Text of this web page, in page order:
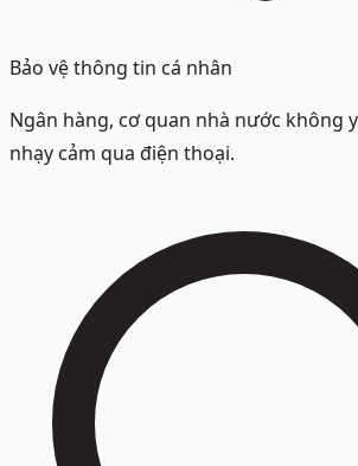
Bảo vệ thông tin cá nhân
Ngân hàng, cơ quan nhà nước không
nhạy cảm qua điện thoại.